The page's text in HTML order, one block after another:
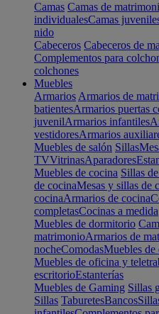
Camas Camas de
individualesCamas
nido
Cabeceros Cabeceros de
Complementos para
colchones
Muebles
Armarios Armarios de
batientesArmarios puertas
juvenilArmarios infantiles
vestidoresArmarios
Muebles de salón Sillas
TVVitrinasAparadores
Muebles de cocina Sillas
de cocinaMesas y sillas de
cocinaArmarios de cocina
completasCocinas a medida
Muebles de dormitorio
matrimonioArmarios de
nocheComodasMuebles
Muebles de oficina y
escritorioEstanterías
Muebles de Gaming Sillas
Sillas TaburetesBancos